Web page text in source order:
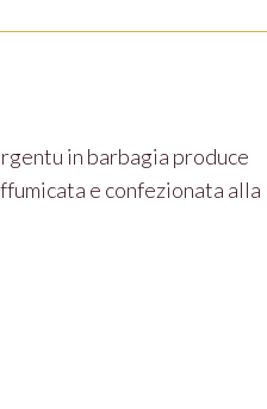
in barbagia produce
e confezionata alla